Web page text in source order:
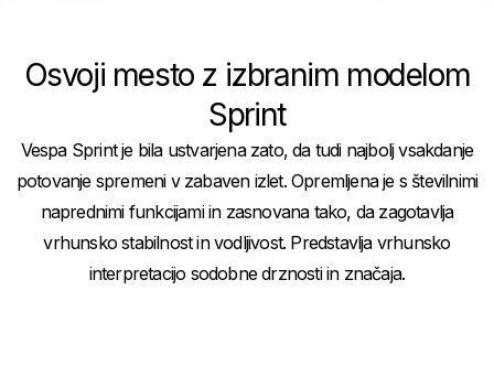
Osvoji mesto z izbranim modelom
Sprint
Vespa Sprint je bila ustvarjena zato, da tudi najbolj vsakdanje
potovanje spremeni v zabaven izlet. Opremljena je s številnimi
naprednimi funkcijami in zasnovana tako, da zagotavlja
vrhunsko stabilnost in vodljivost. Predstavlja vrhunsko
interpretacijo sodobne drznosti in značaja.